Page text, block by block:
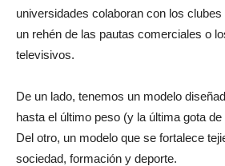
universidades colaboran con los
un rehén de las pautas comerciales o
televisivos.
De un lado, tenemos un modelo
hasta el último peso (y la última gota
Del otro, un modelo que se fortalece
sociedad, formación y deporte.